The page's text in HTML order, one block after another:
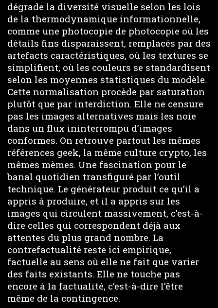
dégrade la diversité visuelle selon les lois
de la thermodynamique informationnelle,
comme une photocopie de photocopie où les
détails fins disparaissent, remplacés par des
artefacts caractéristiques, où les textures se
simplifient, où les couleurs se standardisent
selon les moyennes statistiques du modèle.
Cette normalisation procède par saturation
plutôt que par interdiction. Elle ne censure
pas les images alternatives mais les noie
dans un flux ininterrompu d’images
conformes. On retrouve partout les mêmes
références geek, la même culture crypto, les
mêmes mèmes. Une fascination pour le
banal quotidien transfiguré par l’outil
technique. Le générateur produit ce qu’il a
appris à produire, et il a appris sur les
images qui circulent massivement, c’est-à-
dire celles qui correspondent déjà aux
attentes du plus grand nombre. La
contrefactualité reste ici empirique,
factuelle au sens où elle ne fait que varier
des faits existants. Elle ne touche pas
encore à la factualité, c’est-à-dire l’être
même de la contingence.